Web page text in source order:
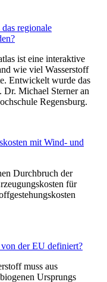
regionale
ist eine interaktive
wie viel Wasserstoff
Entwickelt wurde das
Michael Sterner an
Regensburg.
mit Wind- und
Durchbruch der
für
der EU definiert?
muss aus
Ursprungs